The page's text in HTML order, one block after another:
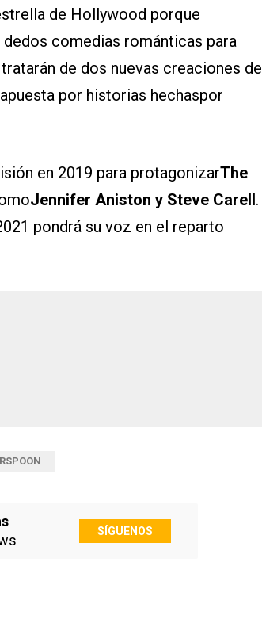
de Hollywood porque
dedos comedias románticas para
tratarán de dos nuevas creaciones de
por historias hechaspor
en 2019 para protagonizarThe
Jennifer Aniston y Steve Carell.
pondrá su voz en el reparto
SÍGUENOS